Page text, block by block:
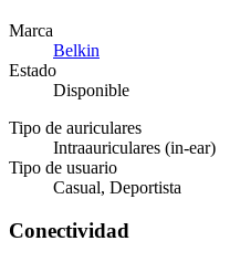
Marca
Belkin
Estado
Disponible
Tipo de auriculares
Intraauriculares (in-ear)
Tipo de usuario
Casual, Deportista
Conectividad